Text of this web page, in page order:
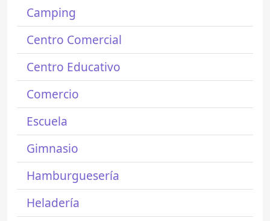
Camping
Centro Comercial
Centro Educativo
Comercio
Escuela
Gimnasio
Hamburguesería
Heladería